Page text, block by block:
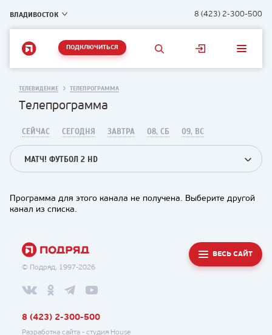
ВЛАДИВОСТОК 8 (423) 2-300-500
ПОДКЛЮЧИТЬСЯ
ТЕЛЕВИДЕНИЕ ТЕЛЕПРОГРАММА
Телепрограмма
СЕЙЧАС СЕГОДНЯ ЗАВТРА 08, СБ 09, ВС
МАТЧ! ФУТБОЛ 2 HD
Программа для этого канала не получена. Выберите другой
канал из списка.
© Подряд, 1997-2026
ВЕСЬ САЙТ
8 (423) 2-300-500
Разработка сайта - студия House